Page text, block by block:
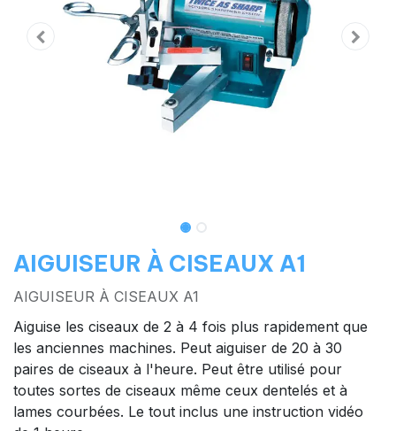
AIGUISEUR À CISEAUX A1
AIGUISEUR À CISEAUX A1
Aiguise les ciseaux de 2 à 4 fois plus rapidement que
les anciennes machines. Peut aiguiser de 20 à 30
paires de ciseaux à l'heure. Peut être utilisé pour
toutes sortes de ciseaux même ceux dentelés et à
lames courbées. Le tout inclus une instruction vidéo